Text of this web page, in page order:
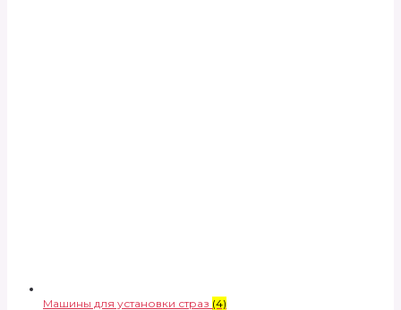
Машины для установки страз (4)